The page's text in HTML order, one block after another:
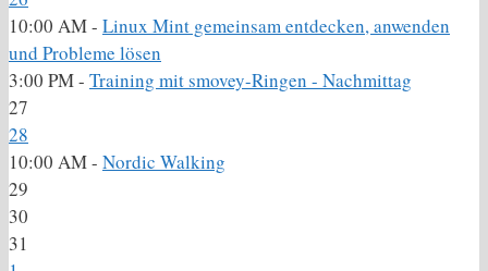
10:00 AM - Linux Mint gemeinsam entdecken, anwenden
und Probleme lösen
3:00 PM - Training mit smovey-Ringen - Nachmittag
27
28
10:00 AM - Nordic Walking
29
30
31